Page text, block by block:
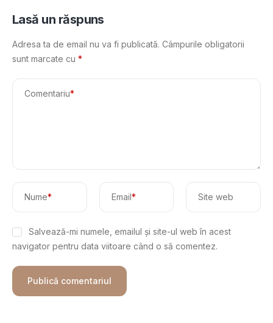
Lasă un răspuns
Adresa ta de email nu va fi publicată. Câmpurile obligatorii
sunt marcate cu *
Comentariu*
Nume* Email* Site web
Salvează-mi numele, emailul și site-ul web în acest
navigator pentru data viitoare când o să comentez.